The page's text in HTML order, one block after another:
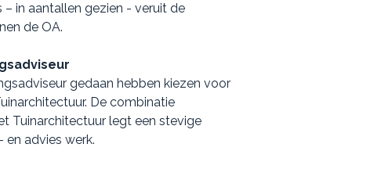
– in aantallen gezien - veruit de
de OA.
gedaan hebben kiezen voor
De combinatie
Tuinarchitectuur legt een stevige
advies werk.